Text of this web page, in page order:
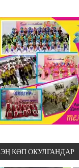
ЭҢ КӨП ОКУЛГАНДАР